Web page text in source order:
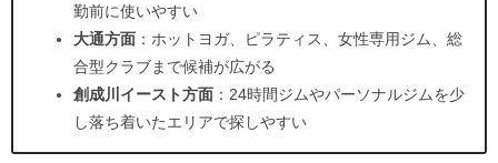
勤前に使いやすい
大通方面 ：ホットヨガ、ピラティス、女性専用ジム、総
合型クラブまで候補が広がる
創成川イースト方面 ：24時間ジムやパーソナルジムを少
し落ち着いたエリアで探しやすい